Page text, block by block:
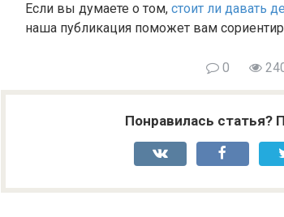
Если вы думаете о том, стоит ли давать
наша публикация поможет вам
0
Понравилась статья?